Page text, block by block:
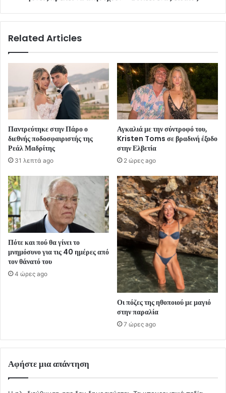
Related Articles
Παντρεύτηκε στην Πάρο ο
διεθνής ποδοσφαιριστής της
Ρεάλ Μαδρίτης
31 λεπτά ago
Αγκαλιά με την σύντροφό του,
Kristen Toms σε βραδινή έξοδο
στην Ελβετία
2 ώρες ago
Πότε και πού θα γίνει το
μνημόσυνο για τις 40 ημέρες από
τον θάνατό του
4 ώρες ago
Οι πόζες της ηθοποιού με μαγιό
στην παραλία
7 ώρες ago
Αφήστε μια απάντηση